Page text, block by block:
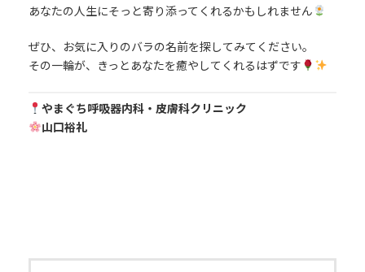
あなたの人生にそっと寄り添ってくれるかもしれません
ぜひ、お気に入りのバラの名前を探してみてください。
その一輪が、きっとあなたを癒やしてくれるはずです
やまぐち呼吸器内科・皮膚科クリニック
山口裕礼